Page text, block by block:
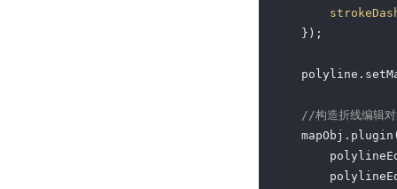
    });
//构造折线编辑对